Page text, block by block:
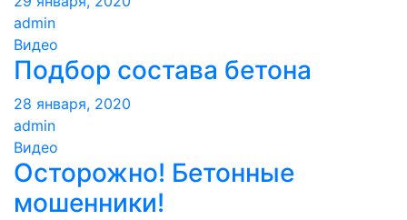
admin
Видео
Подбор состава бетона
28 января, 2020
admin
Видео
Осторожно! Бетонные
мошенники!